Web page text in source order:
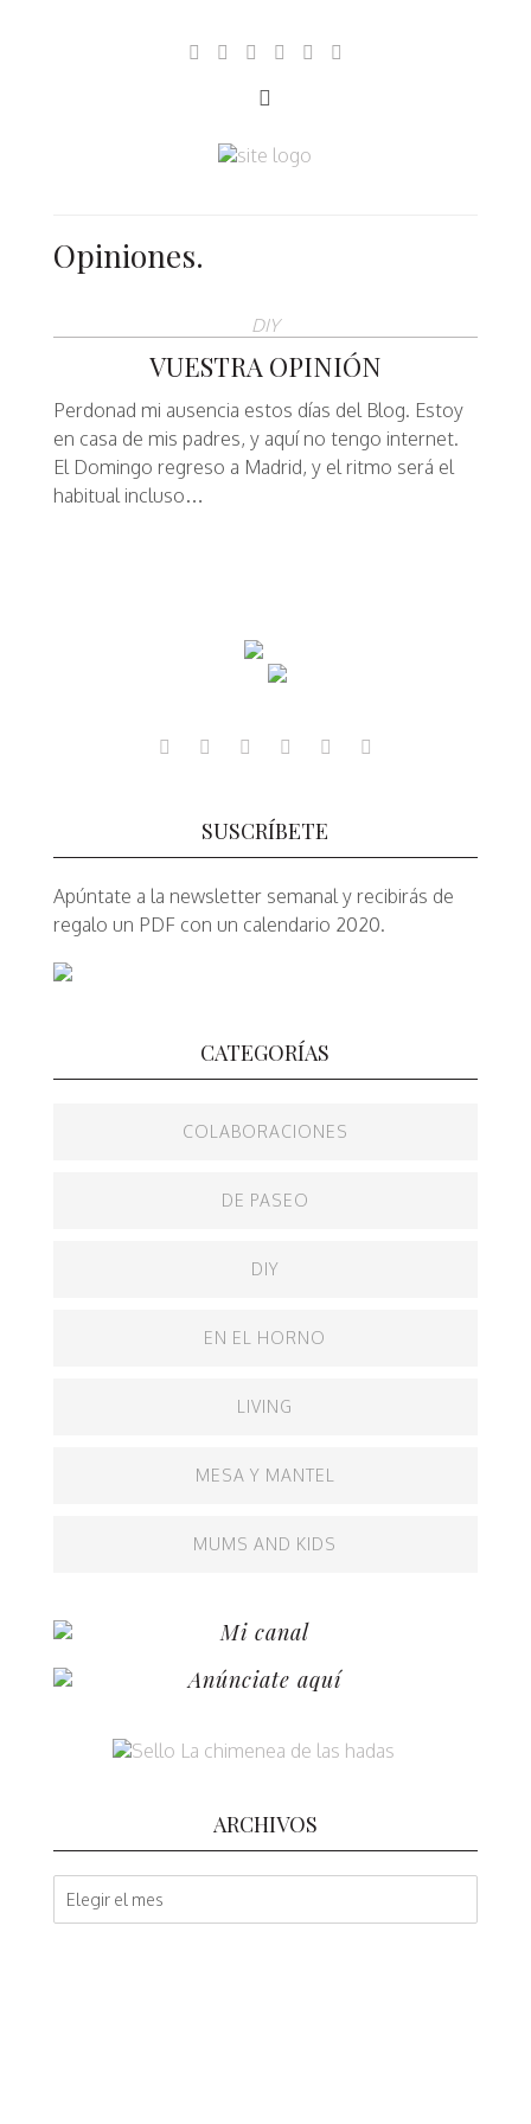
Opiniones.
DIY
VUESTRA OPINIÓN
Perdonad mi ausencia estos días del Blog. Estoy
en casa de mis padres, y aquí no tengo internet.
El Domingo regreso a Madrid, y el ritmo será el
habitual incluso…
SUSCRÍBETE
Apúntate a la newsletter semanal y recibirás de
regalo un PDF con un calendario 2020.
CATEGORÍAS
COLABORACIONES
DE PASEO
DIY
EN EL HORNO
LIVING
MESA Y MANTEL
MUMS AND KIDS
Mi canal
Anúnciate aquí
ARCHIVOS